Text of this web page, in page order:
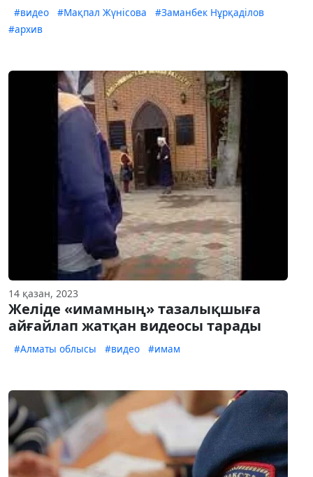
#видео #Мақпал Жүнісова
#Заманбек Нұрқаділов
#архив
14 қазан, 2023
Желіде «имамның» тазалықшыға
айғайлап жатқан видеосы тарады
#Алматы облысы #видео #имам